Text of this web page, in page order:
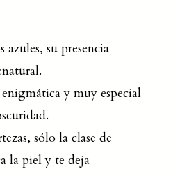
su presencia
y muy especial
sólo la clase de
la piel y te deja